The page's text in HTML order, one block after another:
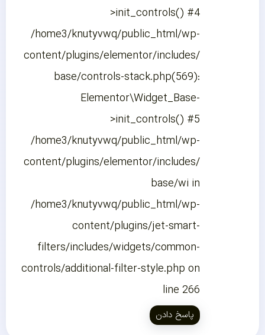
>init_controls() #4
/home3/knutyvwq/public_html/wp-
content/plugins/elementor/includes/
base/controls-stack.php(569):
Elementor\Widget_Base-
>init_controls() #5
/home3/knutyvwq/public_html/wp-
content/plugins/elementor/includes/
base/wi in
/home3/knutyvwq/public_html/wp-
content/plugins/jet-smart-
filters/includes/widgets/common-
controls/additional-filter-style.php on
line 266
پاسخ دادن